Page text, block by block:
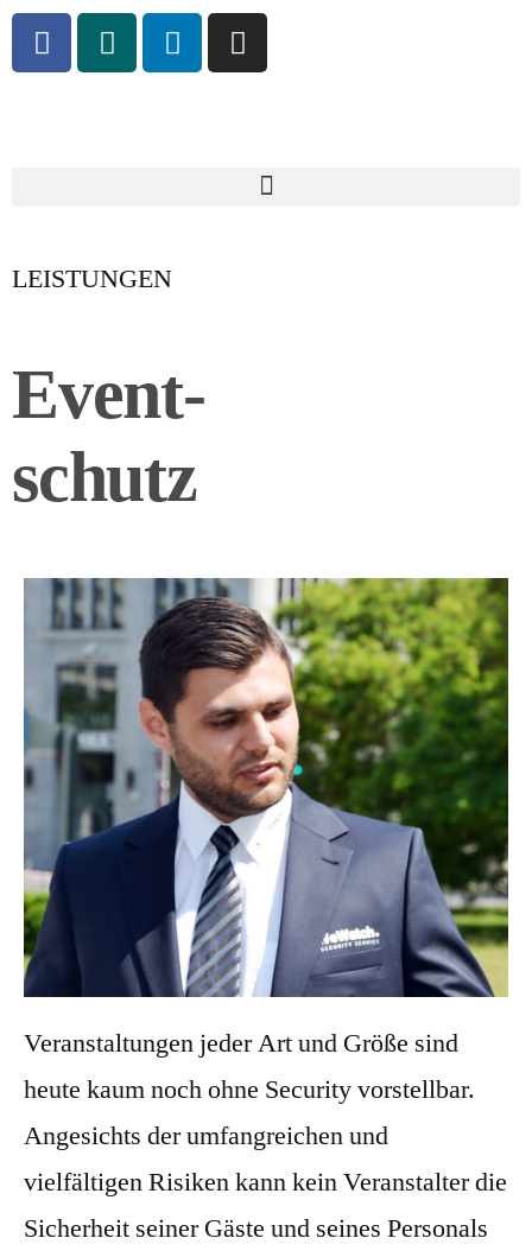
LEISTUNGEN
Event-
schutz
Veranstaltungen jeder Art und Größe sind
heute kaum noch ohne Security vorstellbar.
Angesichts der umfangreichen und
vielfältigen Risiken kann kein Veranstalter die
Sicherheit seiner Gäste und seines Personals